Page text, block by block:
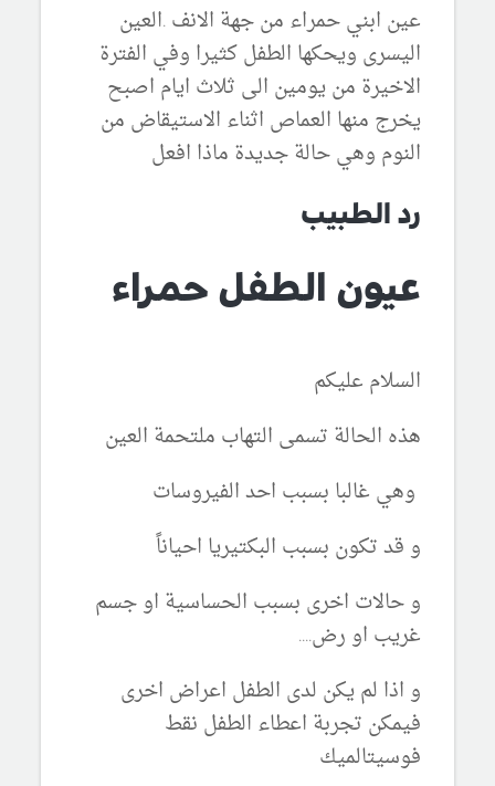
عين ابني حمراء من جهة الانف .العين
اليسرى ويحكها الطفل كثيرا وفي الفترة
الاخيرة من يومين الى ثلاث ايام اصبح
يخرج منها العماص اثناء الاستيقاض من
النوم وهي حالة جديدة ماذا افعل
رد الطبيب
عيون الطفل حمراء
السلام عليكم
هذه الحالة تسمى التهاب ملتحمة العين
وهي غالبا بسبب احد الفيروسات
و قد تكون بسبب البكتيريا احياناً
و حالات اخرى بسبب الحساسية او جسم
غريب او رض....
و اذا لم يكن لدى الطفل اعراض اخرى
فيمكن تجربة اعطاء الطفل نقط
فوسيتالميك